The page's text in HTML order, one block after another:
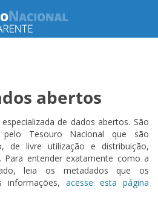
abertos
de dados abertos. São
pelo Tesouro Nacional que são
de livre utilização e distribuição,
entender exatamente como a
leia os metadados que os
informações,acesse esta página